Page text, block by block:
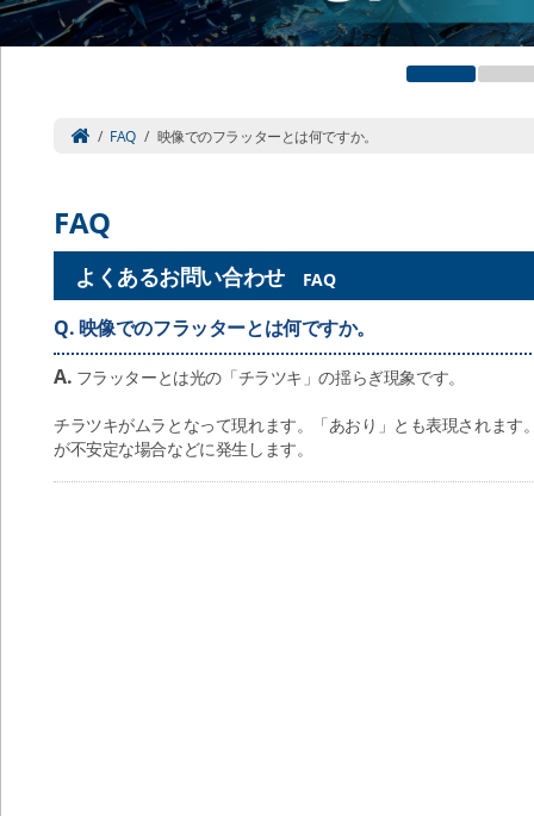
/ FAQ / 映像でのフラッターとは何ですか。
FAQ
よくあるお問い合わせ FAQ
Q.映像でのフラッターとは何ですか。
A. フラッターとは光の「チラツキ」の揺らぎ現象です。
チラツキがムラとなって現れます。「あおり」とも表現されま
が不安定な場合などに発生します。